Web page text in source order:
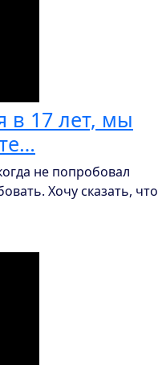
в 17 лет, мы
не попробовал
Хочу сказать, что